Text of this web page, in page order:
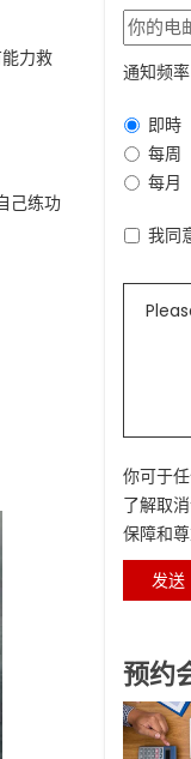
力救
己练功
通知频率
即時
每周
每月
我同
你可于
了解取
保障和尊
预约